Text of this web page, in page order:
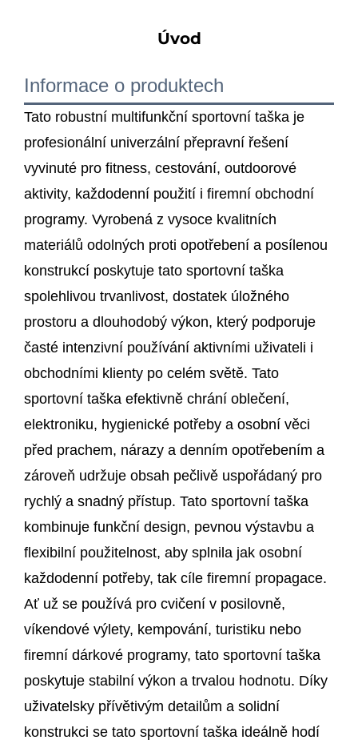
Úvod
Informace o produktech
Tato robustní multifunkční sportovní taška je
profesionální univerzální přepravní řešení
vyvinuté pro fitness, cestování, outdoorové
aktivity, každodenní použití i firemní obchodní
programy. Vyrobená z vysoce kvalitních
materiálů odolných proti opotřebení a posílenou
konstrukcí poskytuje tato sportovní taška
spolehlivou trvanlivost, dostatek úložného
prostoru a dlouhodobý výkon, který podporuje
časté intenzivní používání aktivními uživateli i
obchodními klienty po celém světě. Tato
sportovní taška efektivně chrání oblečení,
elektroniku, hygienické potřeby a osobní věci
před prachem, nárazy a denním opotřebením a
zároveň udržuje obsah pečlivě uspořádaný pro
rychlý a snadný přístup. Tato sportovní taška
kombinuje funkční design, pevnou výstavbu a
flexibilní použitelnost, aby splnila jak osobní
každodenní potřeby, tak cíle firemní propagace.
Ať už se používá pro cvičení v posilovně,
víkendové výlety, kempování, turistiku nebo
firemní dárkové programy, tato sportovní taška
poskytuje stabilní výkon a trvalou hodnotu. Díky
uživatelsky přívětivým detailům a solidní
konstrukci se tato sportovní taška ideálně hodí